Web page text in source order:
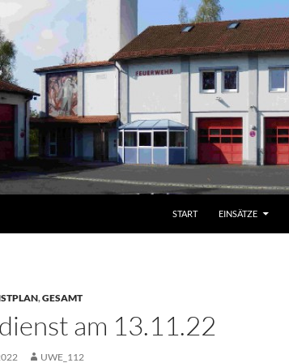
START EINSÄTZE
,GESAMT
am 13.11.22
UWE_112